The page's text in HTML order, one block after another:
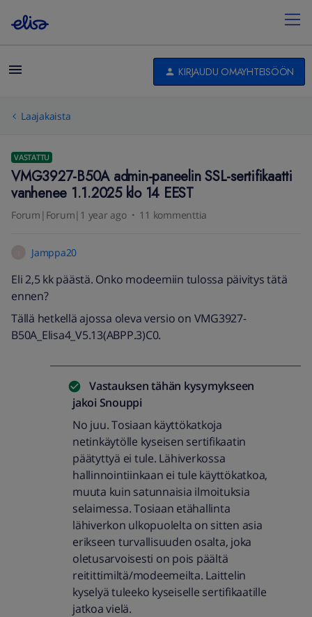
KIRJAUDU OMAYHTEISÖÖN
Laajakaista
VASTATTU
VMG3927-B50A admin-paneelin SSL-sertifikaatti
vanhenee 1.1.2025 klo 14 EEST
Forum|Forum|1 year ago 11 kommenttia
Jamppa20
Eli 2,5 kk päästä. Onko modeemiin tulossa päivitys tätä
ennen?
Tällä hetkellä ajossa oleva versio on VMG3927-
B50A_Elisa4_V5.13(ABPP.3)C0.
Vastauksen tähän kysymykseen
jakoi Snouppi
No juu. Tosiaan käyttökatkoja
netinkäytölle kyseisen sertifikaatin
päätyttyä ei tule. Lähiverkossa
hallinnointiinkaan ei tule käyttökatkoa,
muuta kuin satunnaisia ilmoituksia
selaimessa. Tosiaan etähallinta
lähiverkon ulkopuolelta on sitten asia
erikseen turvallisuuden osalta, joka
oletusarvoisesti on pois päältä
reitittimiltä/modeemeilta. Laittelin
kyselyä tuleeko kyseiselle sertifikaatille
jatkoa vielä.